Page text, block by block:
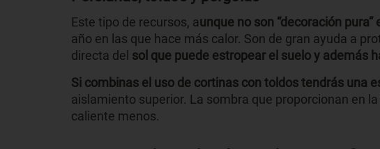
Este tipo de recursos, aunque no son “decoración pura”
año en las que hace más calor. Son de gran ayuda a
directa del sol que puede estropear el suelo y además
Si combinas el uso de cortinas con toldos tendrás una
aislamiento superior. La sombra que proporcionan en
caliente menos.